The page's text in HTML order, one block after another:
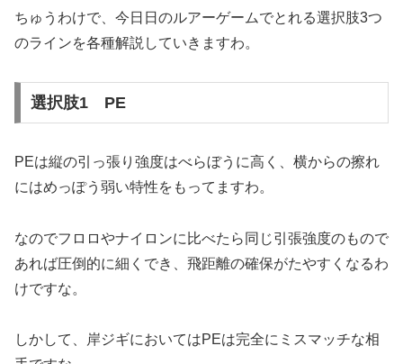
ちゅうわけで、今日日のルアーゲームでとれる選択肢3つ
のラインを各種解説していきますわ。
選択肢1 PE
PEは縦の引っ張り強度はべらぼうに高く、横からの擦れ
にはめっぽう弱い特性をもってますわ。
なのでフロロやナイロンに比べたら同じ引張強度のもので
あれば圧倒的に細くでき、飛距離の確保がたやすくなるわ
けですな。
しかして、岸ジギにおいてはPEは完全にミスマッチな相